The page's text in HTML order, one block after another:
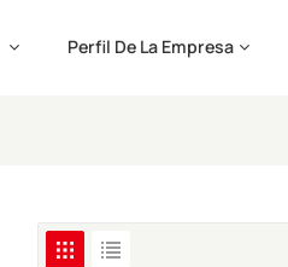
Perfil De La Empresa